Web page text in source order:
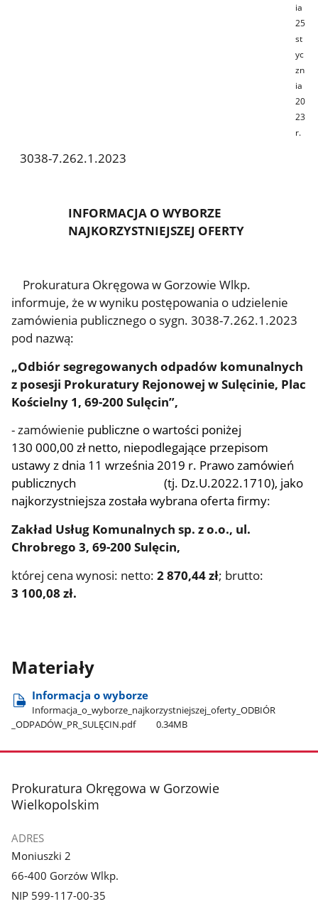
ia
25
st
yc
zn
ia
20
23
r.
3038-7.262.1.2023
INFORMACJA O WYBORZE
NAJKORZYSTNIEJSZEJ OFERTY
Prokuratura Okręgowa w Gorzowie Wlkp.
informuje, że w wyniku postępowania o udzielenie
zamówienia publicznego o sygn. 3038-7.262.1.2023
pod nazwą:
„Odbiór segregowanych odpadów komunalnych
z posesji Prokuratury Rejonowej w Sulęcinie, Plac
Kościelny 1, 69-200 Sulęcin”,
- zamówienie publiczne o wartości poniżej
130 000,00 zł netto, niepodlegające przepisom
ustawy z dnia 11 września 2019 r. Prawo zamówień
publicznych (tj. Dz.U.2022.1710), jako
najkorzystniejsza została wybrana oferta firmy:
Zakład Usług Komunalnych sp. z o.o., ul.
Chrobrego 3, 69-200 Sulęcin,
której cena wynosi: netto:2 870,44 zł; brutto:
3 100,08 zł.
Materiały
Informacja o wyborze
Informacja​_o​_wyborze​_najkorzystniejszej​_oferty​_ODBIÓR​
_ODPADÓW​_PR​_SULĘCIN.pdf
0.34MB
stopka
Prokuratura Okręgowa w Gorzowie
Wielkopolskim
ADRES
Moniuszki 2
66-400 Gorzów Wlkp.
NIP 599-117-00-35